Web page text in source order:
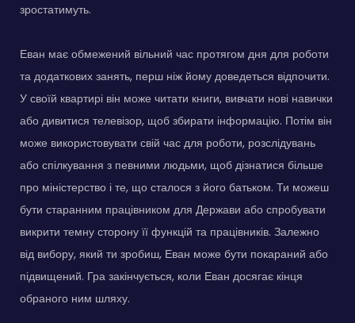
зростатимуть.
Еван має обмежений вільний час протягом дня для роботи
та додаткових занять, перш ніж йому доведеться відпочити.
У своїй квартирі він може читати книги, вивчати нові навички
або дивитися телевізор, щоб збирати інформацію. Потім він
може використовувати свій час для роботи, розслідувань
або спілкування з певними людьми, щоб дізнатися більше
про міністерство і те, що сталося з його батьком. Ти можеш
бути старанним працівником для Держави або спробувати
викрити темну сторону її функцій та працівників. Залежно
від вибору, який ти зробиш, Еван може бути покараний або
підвищений. Гра закінчується, коли Еван досягає кінця
обраного ним шляху.